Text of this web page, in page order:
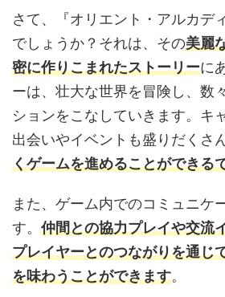
さて、『オリエント・アルカデ
でしょうか？それは、その美麗
密に作りこまれたストーリーに
ーは、壮大な世界を冒険し、数
ションをこなしていきます。キ
出会いやイベントも盛りだくさん
くゲームを進めることができる
また、ゲーム内でのコミュニケ
す。 仲間との協力プレイや交流
プレイヤーとのつながりを通じ
を味わうことができます。